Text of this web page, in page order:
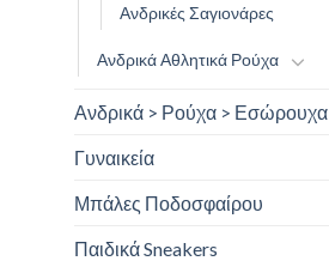
Ανδρικές Σαγιονάρες
Ανδρικά Αθλητικά Ρούχα
Ανδρικά > Ρούχα > Εσώρουχα
Γυναικεία
Μπάλες Ποδοσφαίρου
Παιδικά Sneakers